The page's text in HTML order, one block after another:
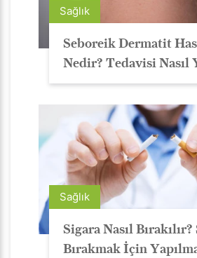
Sağlık
Seboreik Dermatit
Nedir? Tedavisi Nasıl
Sağlık
Sigara Nasıl Bırakılır?
Bırakmak İçin